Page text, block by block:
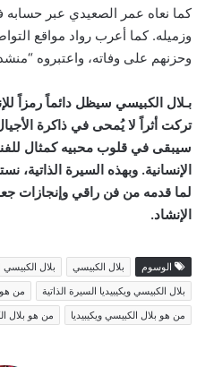
كما نعاه عمر الصعيدي عبر حسابه
وزميله. كما أعرب رواد مواقع
وحزنهم على وفاته، واعتبروه
بـلال الكبيسي سيظل دائماً رمزاً
تركت أثراً لا يُمحى في ذاكرة
سيبقى في قلوب محبيه كمثال
الإنسانية. وبهذه السيرة الذاتية،
لما قدمه من فن راقي وإنجازات
الإنشاد.
الوسوم بلال الكبيسي بلال الكبيسي
بلال الكبيسي ويكيبيديا السيرة الذاتية
من هو
من هو بلال الكبيسي ويكيبيديا
من هو بلال